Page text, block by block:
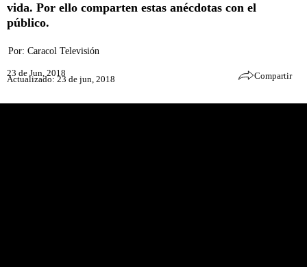
vida. Por ello comparten estas anécdotas con el
público.
Por: Caracol Televisión
23 de Jun, 2018
Actualizado: 23 de jun, 2018 Compartir